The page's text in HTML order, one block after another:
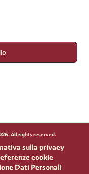
. All rights reserved.
sulla privacy
cookie
Dati Personali